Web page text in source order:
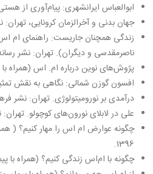
ابوالعباس ایرانشهری: پیام‌آوری از هستی.
جهان بدنی و آخرالزمان کرونایی، تهران:
زندگی همچنان جاریست: راهنمای ام‌ اس
ناصرمقدسی و دیگران). تهران: نشر رسانه،
پژوش‌های نوین درباره ام. اس (همراه با
افسون گوزن شمالی: نگاهی به نقش تمثیل
درآمدی بر نورومیتولوژی. تهران: نشر فرهامه،
علی در لا‌بلای نورون‌های کوچولو. تهران:
چگونه عوارض ام ‌اس را مهار کنیم؟ (
1396.
چگونه با ام‌اس زندگی کنیم؟ (همراه با